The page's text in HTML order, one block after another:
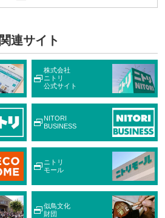
関連サイト
株式会社
ニトリ
公式サイト
NITORI
BUSINESS
ニトリ
モール
似鳥文化
財団